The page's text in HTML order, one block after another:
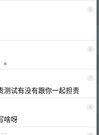
5
6
7
测试有没有跟你一起担责
8
啥呀